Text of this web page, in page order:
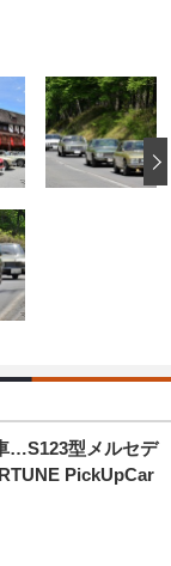
…S123型メルセデ
PickUpCar